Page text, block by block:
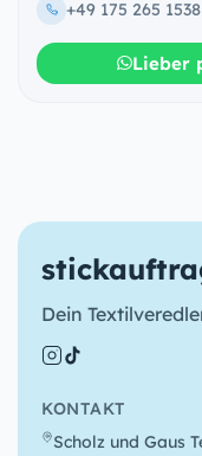
+49 175 265 1538
Lieber
Dein
KONTAKT
Scholz und Gaus